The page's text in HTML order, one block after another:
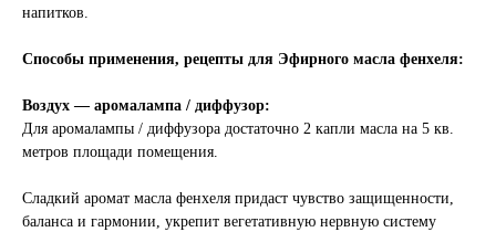
напитков.
Способы применения, рецепты для Эфирного масла фенхеля:
Воздух — аромалампа / диффузор:
Для аромалампы / диффузора достаточно 2 капли масла на 5 кв.
метров площади помещения.
Сладкий аромат масла фенхеля придаст чувство защищенности,
баланса и гармонии, укрепит вегетативную нервную систему